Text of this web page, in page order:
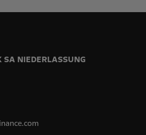
NIEDERLASSUNG